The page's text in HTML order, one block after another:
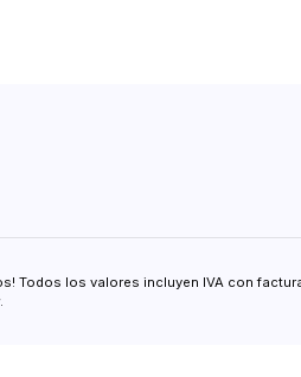
Todos los valores incluyen IVA con
.